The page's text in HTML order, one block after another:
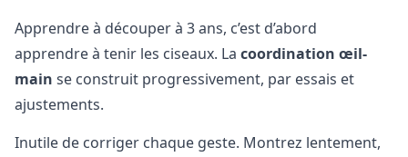
Apprendre à découper à 3 ans, c’est d’abord
apprendre à tenir les ciseaux. La coordination œil-
main se construit progressivement, par essais et
ajustements.
Inutile de corriger chaque geste. Montrez lentement,